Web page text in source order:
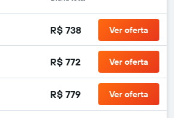
R$ 738 Ver oferta
R$ 772 Ver oferta
R$ 779 Ver oferta